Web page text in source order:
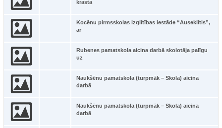
krasta
Kocēnu pirmsskolas izglītības iestāde “Auseklītis”,
ar
Rubenes pamatskola aicina darbā skolotāja palīgu
uz
Naukšēnu pamatskola (turpmāk – Skola) aicina
darbā
Naukšēnu pamatskola (turpmāk – Skola) aicina
darbā